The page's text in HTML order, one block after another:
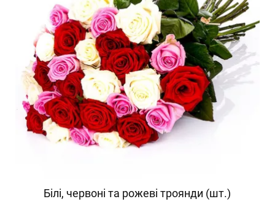
Білі, червоні та рожеві троянди (шт.)